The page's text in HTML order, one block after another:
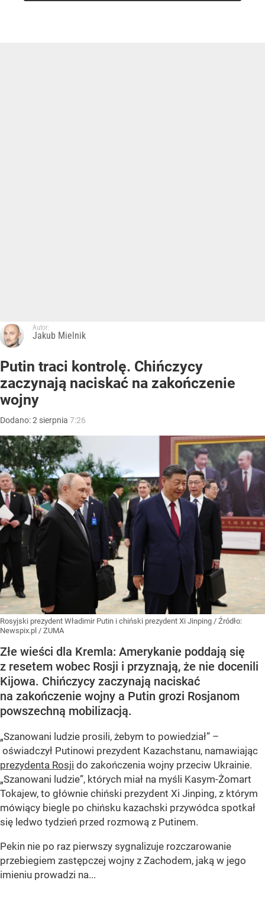
Autor:
Jakub Mielnik
Putin traci kontrolę. Chińczycy
zaczynają naciskać na zakończenie
wojny
Dodano:2 sierpnia 7:26
Rosyjski prezydent Władimir Putin i chiński prezydent Xi Jinping / Źródło:
Newspix.pl / ZUMA
Złe wieści dla Kremla: Amerykanie poddają się
z resetem wobec Rosji i przyznają, że nie docenili
Kijowa. Chińczycy zaczynają naciskać
na zakończenie wojny a Putin grozi Rosjanom
powszechną mobilizacją.
„Szanowani ludzie prosili, żebym to powiedział” –
oświadczył Putinowi prezydent Kazachstanu, namawiając
prezydenta Rosji do zakończenia wojny przeciw Ukrainie.
„Szanowani ludzie”, których miał na myśli Kasym-Żomart
Tokajew, to głównie chiński prezydent Xi Jinping, z którym
mówiący biegle po chińsku kazachski przywódca spotkał
się ledwo tydzień przed rozmową z Putinem.
Pekin nie po raz pierwszy sygnalizuje rozczarowanie
przebiegiem zastępczej wojny z Zachodem, jaką w jego
imieniu prowadzi na...